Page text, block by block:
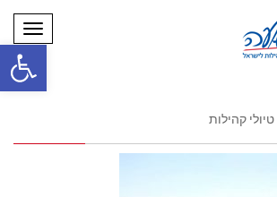
פתח
טיולי קהילות